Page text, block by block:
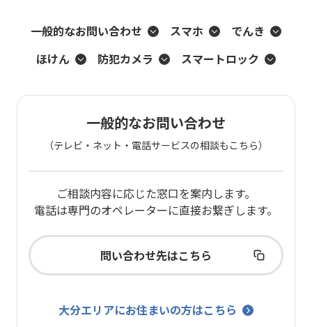
一般的なお問い合わせ スマホ
でんき
ほけん
防犯カメラ スマートロック
一般的なお問い合わせ
（テレビ・ネット・電話サービスの相談もこちら）
ご相談内容に応じた窓口を案内します。
電話は専門のオペレーターに直接お繋ぎします。
問い合わせ先はこちら
大分エリアにお住まいの方はこちら